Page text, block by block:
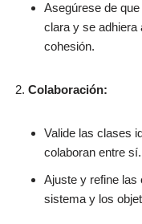
Asegúrese de
clara y se adhiera
cohesión.
Colaboración:
Valide las clases
colaboran entre sí.
Ajuste y refine las
sistema y los